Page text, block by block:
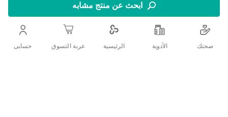
ابحث عن منتج مشابه
صحتك الأدوية الرئيسية عربة التسوق حسابى